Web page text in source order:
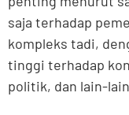
saja terhadap
kompleks tadi,
tinggi terhadap
politik, dan lain-